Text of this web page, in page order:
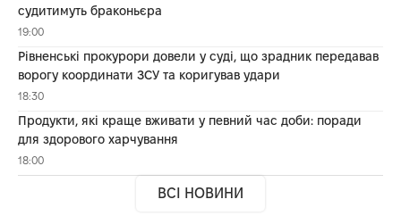
судитимуть браконьєра
19:00
Рівненські прокурори довели у суді, що зрадник передавав
ворогу координати ЗСУ та коригував удари
18:30
Продукти, які краще вживати у певний час доби: поради
для здорового харчування
18:00
ВСІ НОВИНИ